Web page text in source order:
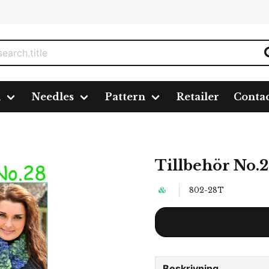
Needles Pattern Retailer
Tillbehör
802-28T